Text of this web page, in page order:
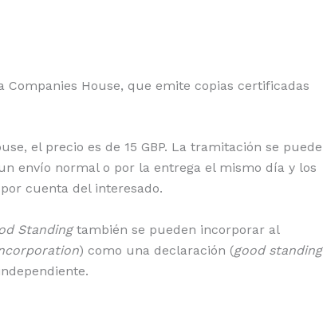
Companies House, que emite copias certificadas
el precio es de 15 GBP. La tramitación se puede
envío normal o por la entrega el mismo día y los
cuenta del interesado.
Standingtambién se pueden incorporar al
) como una declaración (good standing